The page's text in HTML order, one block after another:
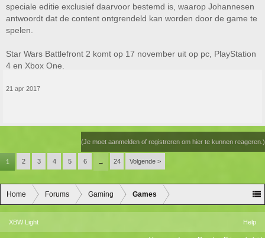
speciale editie exclusief daarvoor bestemd is, waarop Johannesen
antwoordt dat de content ontgrendeld kan worden door de game te
spelen.
Star Wars Battlefront 2 komt op 17 november uit op pc, PlayStation
4 en Xbox One.
21 apr 2017
(Je moet aanmelden of registreren om hier te kunnen reageren.)
1 2 3 4 5 6 → 24 Volgende >
Home Forums Gaming Games
XBW Light Help